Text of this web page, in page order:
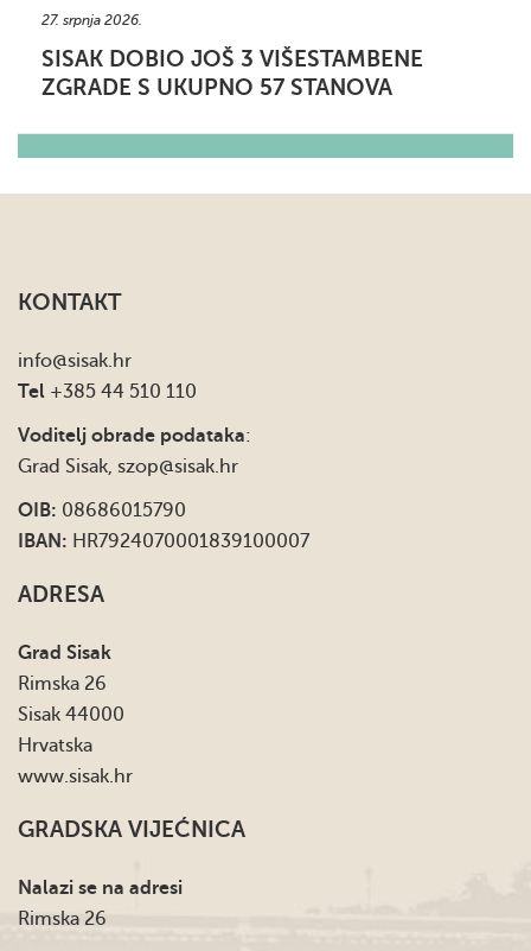
27. srpnja 2026.
SISAK DOBIO JOŠ 3 VIŠESTAMBENE
ZGRADE S UKUPNO 57 STANOVA
KONTAKT
info@sisak.hr
Tel +385 44 510 110
Voditelj obrade podataka:
Grad Sisak, szop@sisak.hr
OIB: 08686015790
IBAN: HR7924070001839100007
ADRESA
Grad Sisak
Rimska 26
Sisak 44000
Hrvatska
www.sisak.hr
GRADSKA VIJEĆNICA
Nalazi se na adresi
Rimska 26